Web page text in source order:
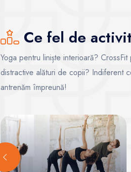
Ce fel de
Yoga pentru liniște interioară?
distractive alături de copii? Indiferent
antrenăm împreună!